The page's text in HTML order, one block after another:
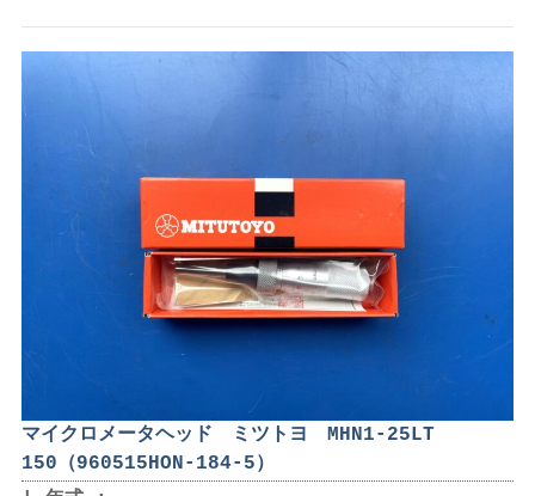
マイクロメータヘッド ミツトヨ MHN1-25LT
150（960515HON-184-5）